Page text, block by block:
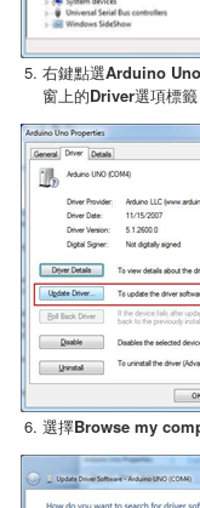
右鍵點選Arduino Uno
窗上的Driver選項標
選擇Browse my